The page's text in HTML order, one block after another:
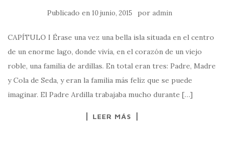
Publicado en 10 junio, 2015 por admin
CAPÍTULO I Érase una vez una bella isla situada en el centro
de un enorme lago, donde vivía, en el corazón de un viejo
roble, una familia de ardillas. En total eran tres: Padre, Madre
y Cola de Seda, y eran la familia más feliz que se puede
imaginar. El Padre Ardilla trabajaba mucho durante […]
LEER MÁS